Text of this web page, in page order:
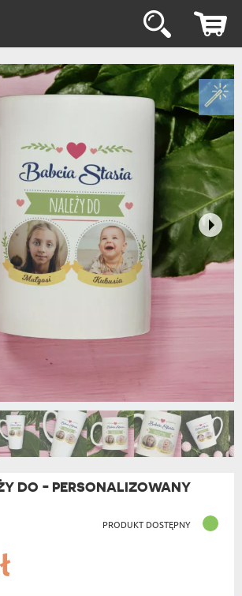
DO - PERSONALIZOWANY
PRODUKT DOSTĘPNY